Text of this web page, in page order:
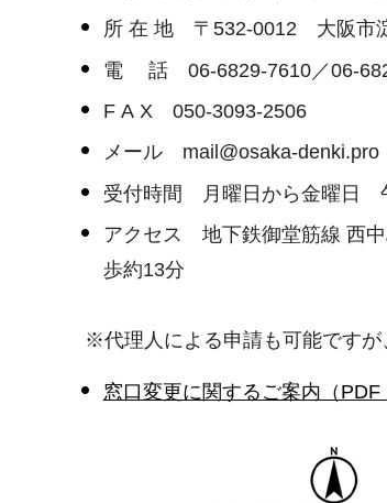
所 在 地 〒532-0012 大阪市
電 話 06-6829-7610／06-
F A X 050-3093-2506
メール mail@osaka-denki.pro
受付時間 月曜日から金曜日
アクセス 地下鉄御堂筋線 西中
歩約13分
※代理人による申請も可能です
窓口変更に関するご案内（PDF